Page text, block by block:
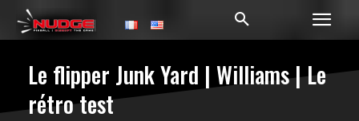
Le flipper Junk Yard | Williams | Le
rétro test